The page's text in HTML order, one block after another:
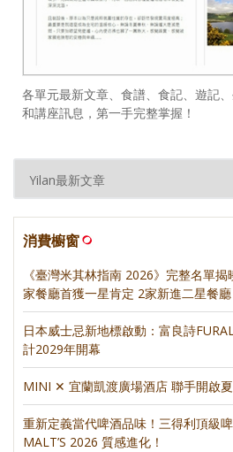
各單元最新文章、食譜、食記、遊記
和講座訊息，第一手完整掌握！
消費櫥窗
《臺灣米其林指南 2026》完整名單
家餐廳首獲一星肯定 2家新進二星餐廳
日本威士忌新地標啟動：富良詩
計2029年開幕
MINI ✕ 宜蘭凱渡廣場酒店 聯手開啟
重新定義當代啤酒品味！三得利頂級
MALT’S 2026 質感進化！